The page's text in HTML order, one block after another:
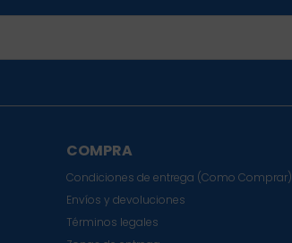
COMPRA
Condiciones de entrega (Como Comprar)
Envíos y devoluciones
Términos legales